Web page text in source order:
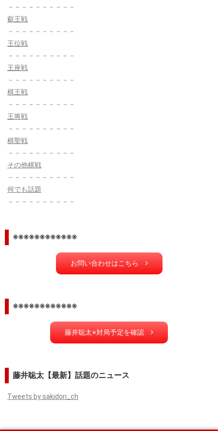
－－－－－－－－－－
叡王戦
－－－－－－－－－－
王位戦
－－－－－－－－－－
王座戦
－－－－－－－－－－
棋王戦
－－－－－－－－－－
王将戦
－－－－－－－－－－
棋聖戦
－－－－－－－－－－
その他棋戦
－－－－－－－－－－
何でも話題
－－－－－－－－－－
※※※※※※※※※※※※
お問い合わせはこちら
※※※※※※※※※※※※
藤井聡太※対局予定を確認
藤井聡太【最新】話題のニュース
Tweets by sakidori_ch